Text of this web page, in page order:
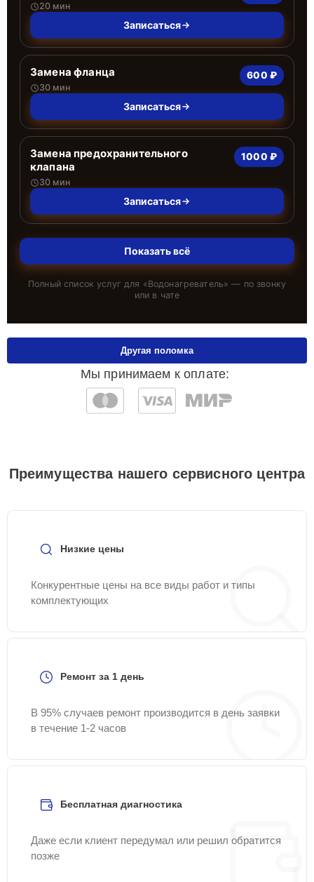
20 мин
Записаться
Замена фланца
30 мин
600 ₽
Записаться
Замена предохранительного
клапана
30 мин
1000 ₽
Записаться
Показать всё
Полный список услуг для «Водонагреватель» — по звонку
или в чате
Мы принимаем к оплате:
Другая поломка
Преимущества нашего сервисного центра
Низкие цены
Конкурентные цены на все виды работ и типы
комплектующих
Ремонт за 1 день
В 95% случаев ремонт производится в день заявки
в течение 1-2 часов
Бесплатная диагностика
Даже если клиент передумал или решил обратится
позже